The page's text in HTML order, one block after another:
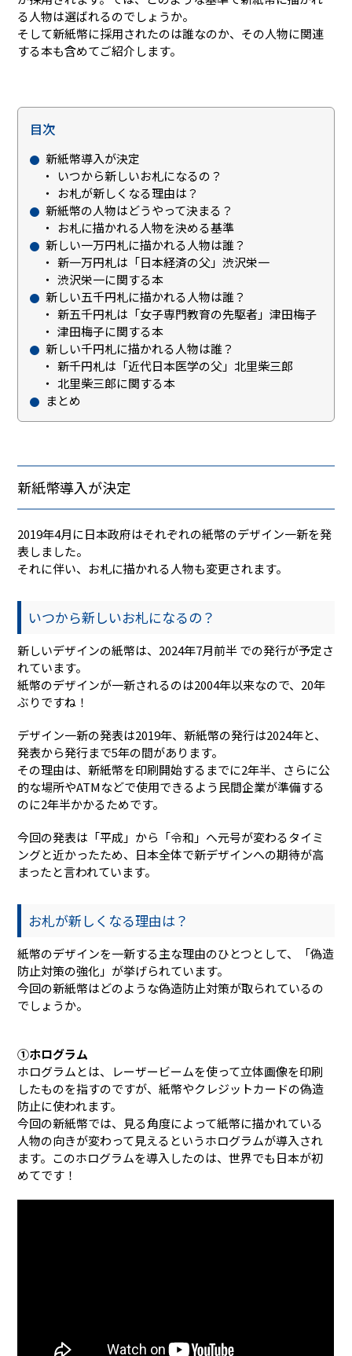
る人物は選ばれるのでしょうか。
そして新紙幣に採用されたのは誰なのか、その人物に関連
する本も含めてご紹介します。
目次
新紙幣導入が決定
いつから新しいお札になるの？
お札が新しくなる理由は？
新紙幣の人物はどうやって決まる？
お札に描かれる人物を決める基準
新しい一万円札に描かれる人物は誰？
新一万円札は「日本経済の父」渋沢栄一
渋沢栄一に関する本
新しい五千円札に描かれる人物は誰？
新五千円札は「女子専門教育の先駆者」津田梅子
津田梅子に関する本
新しい千円札に描かれる人物は誰？
新千円札は「近代日本医学の父」北里柴三郎
北里柴三郎に関する本
まとめ
新紙幣導入が決定
2019年4月に日本政府はそれぞれの紙幣のデザイン一新を発
表しました。
それに伴い、お札に描かれる人物も変更されます。
いつから新しいお札になるの？
新しいデザインの紙幣は、2024年7月前半 での発行が予定さ
れています。
紙幣のデザインが一新されるのは2004年以来なので、20年
ぶりですね！
デザイン一新の発表は2019年、新紙幣の発行は2024年と、
発表から発行まで5年の間があります。
その理由は、新紙幣を印刷開始するまでに2年半、さらに公
的な場所やATMなどで使用できるよう民間企業が準備する
のに2年半かかるためです。
今回の発表は「平成」から「令和」へ元号が変わるタイミ
ングと近かったため、日本全体で新デザインへの期待が高
まったと言われています。
お札が新しくなる理由は？
紙幣のデザインを一新する主な理由のひとつとして、「偽造
防止対策の強化」が挙げられています。
今回の新紙幣はどのような偽造防止対策が取られているの
でしょうか。
①ホログラム
ホログラムとは、レーザービームを使って立体画像を印刷
したものを指すのですが、紙幣やクレジットカードの偽造
防止に使われます。
今回の新紙幣では、見る角度によって紙幣に描かれている
人物の向きが変わって見えるというホログラムが導入され
ます。このホログラムを導入したのは、世界でも日本が初
めてです！